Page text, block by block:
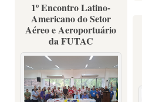
1º Encontro Latino-
Americano do Setor
Aéreo e Aeroportuário
da FUTAC